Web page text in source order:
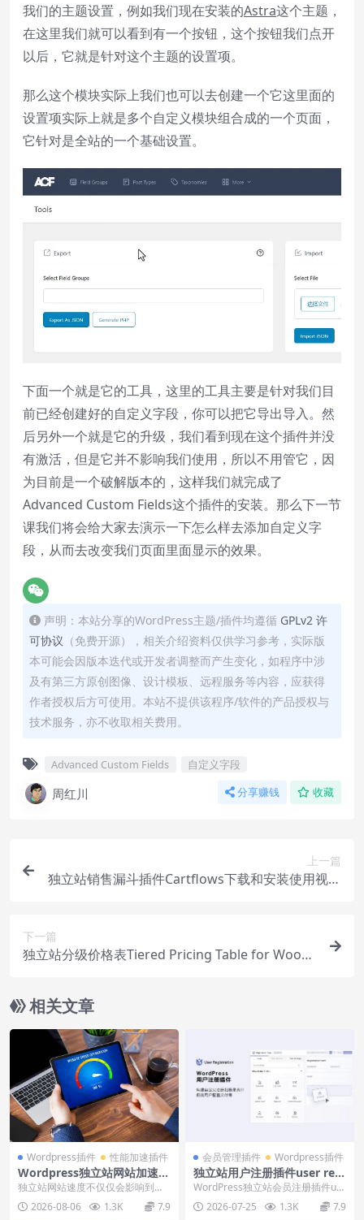
我们的主题设置，例如我们现在安装的Astra这个主题，
在这里我们就可以看到有一个按钮，这个按钮我们点开
以后，它就是针对这个主题的设置项。
那么这个模块实际上我们也可以去创建一个它这里面的
设置项实际上就是多个自定义模块组合成的一个页面，
它针对是全站的一个基础设置。
下面一个就是它的工具，这里的工具主要是针对我们目
前已经创建好的自定义字段，你可以把它导出导入。然
后另外一个就是它的升级，我们看到现在这个插件并没
有激活，但是它并不影响我们使用，所以不用管它，因
为目前是一个破解版本的，这样我们就完成了
Advanced Custom Fields这个插件的安装。那么下一节
课我们将会给大家去演示一下怎么样去添加自定义字
段，从而去改变我们页面里面显示的效果。
声明：本站分享的WordPress主题/插件均遵循 GPLv2 许
可协议 （免费开源），相关介绍资料仅供学习参考，实际版
本可能会因版本迭代或开发者调整而产生变化，如程序中涉
及有第三方原创图像、设计模板、远程服务等内容，应获得
作者授权后方可使用。本站不提供该程序/软件的产品授权与
技术服务，亦不收取相关费用。
Advanced Custom Fields 自定义字段
周红川 分享赚钱 收藏
上一篇
独立站销售漏斗插件Cartflows下载和安装使用视频
下一篇
独立站分级价格表Tiered Pricing Table for WooC
相关文章
Wordpress插件 性能加速插件
Wordpress独立站网站加速小
火箭WP Rocket下载安装使用
视频
独立站网站速度不仅仅会影响到客
户转化率，也会影响谷歌SEO排名
效果，使用小火箭W...
2026-08-06 1.3K 7.9
会员管理插件 Wordpress插件
独立站用户注册插件user regi
stration下载安装使用教程
WordPress独立站会员注册插件us
er registration，支持注册...
2026-07-25 1.3K 7.9